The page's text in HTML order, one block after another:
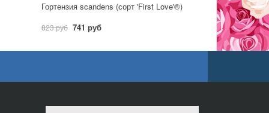
Гортензия scandens (сорт 'First Love'®)
823 руб 741 руб